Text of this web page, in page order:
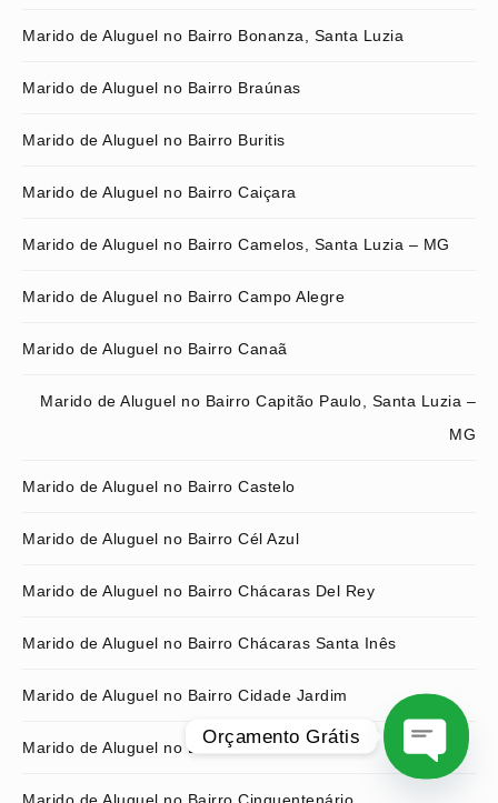
Marido de Aluguel no Bairro Bonanza, Santa Luzia
Marido de Aluguel no Bairro Braúnas
Marido de Aluguel no Bairro Buritis
Marido de Aluguel no Bairro Caiçara
Marido de Aluguel no Bairro Camelos, Santa Luzia – MG
Marido de Aluguel no Bairro Campo Alegre
Marido de Aluguel no Bairro Canaã
Marido de Aluguel no Bairro Capitão Paulo, Santa Luzia –
MG
Marido de Aluguel no Bairro Castelo
Marido de Aluguel no Bairro Cél Azul
Marido de Aluguel no Bairro Chácaras Del Rey
Marido de Aluguel no Bairro Chácaras Santa Inês
Marido de Aluguel no Bairro Cidade Jardim
Marido de Aluguel no Bairro Cidade Nova
Marido de Aluguel no Bairro Cinquentenário
Orçamento Grátis